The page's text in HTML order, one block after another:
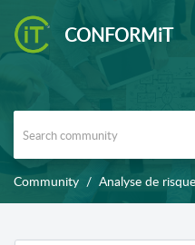
CONFORMiT
Community Analyse de